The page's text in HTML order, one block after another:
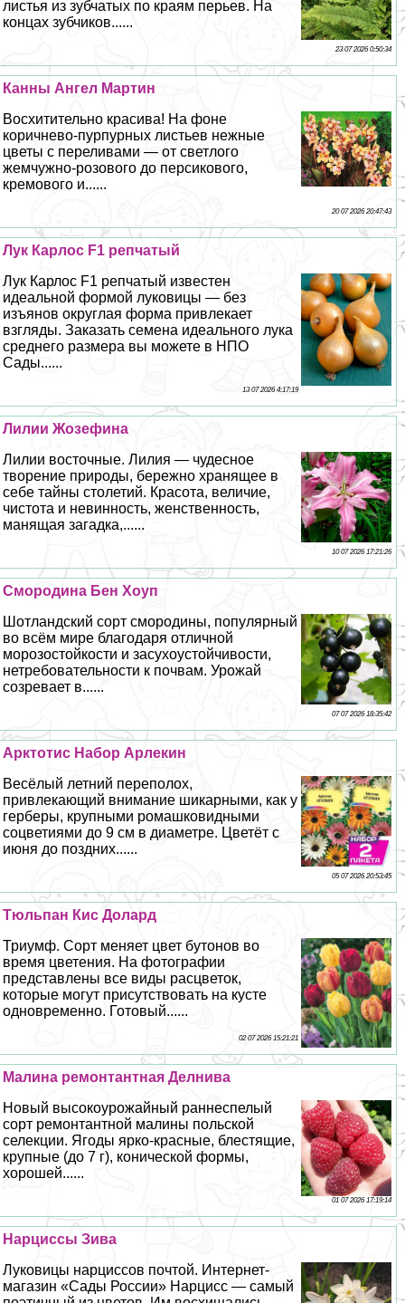
листья из зубчатых по краям перьев. На
концах зубчиков......
23 07 2026 0:50:34
Канны Ангел Мартин
Восхитительно красива! На фоне
коричнево-пурпурных листьев нежные
цветы с переливами — от светлого
жемчужно-розового до персикового,
кремового и......
20 07 2026 20:47:43
Лук Карлос F1 репчатый
Лук Карлос F1 репчатый известен
идеальной формой луковицы — без
изъянов округлая форма привлекает
взгляды. Заказать семена идеального лука
среднего размера вы можете в НПО
Сады......
13 07 2026 4:17:19
Лилии Жозефина
Лилии восточные. Лилия — чудесное
творение природы, бережно хранящее в
себе тайны столетий. Красота, величие,
чистота и невинность, женственность,
манящая загадка,......
10 07 2026 17:21:26
Смородина Бен Хоуп
Шотландский сорт смородины, популярный
во всём мире благодаря отличной
морозостойкости и засухоустойчивости,
нетребовательности к почвам. Урожай
созревает в......
07 07 2026 18:35:42
Арктотис Набор Арлекин
Весёлый летний переполох,
привлекающий внимание шикарными, как у
герберы, крупными ромашковидными
соцветиями до 9 см в диаметре. Цветёт с
июня до поздних......
05 07 2026 20:53:45
Тюльпан Кис Долард
Триумф. Сорт меняет цвет бутонов во
время цветения. На фотографии
представлены все виды расцветок,
которые могут присутствовать на кусте
одновременно. Готовый......
02 07 2026 15:21:21
Малина ремонтантная Делнива
Новый высокоурожайный раннеспелый
сорт ремонтантной малины польской
селекции. Ягоды ярко-красные, блестящие,
крупные (до 7 г), конической формы,
хорошей......
01 07 2026 17:19:14
Нарциссы Зива
Луковицы нарциссов почтой. Интернет-
магазин «Сады России» Нарцисс — самый